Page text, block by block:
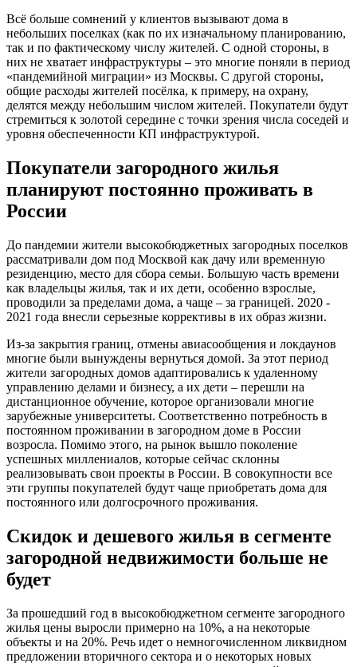
Всё больше сомнений у клиентов вызывают дома в
небольших поселках (как по их изначальному планированию,
так и по фактическому числу жителей. С одной стороны, в
них не хватает инфраструктуры – это многие поняли в период
«пандемийной миграции» из Москвы. С другой стороны,
общие расходы жителей посёлка, к примеру, на охрану,
делятся между небольшим числом жителей. Покупатели будут
стремиться к золотой середине с точки зрения числа соседей и
уровня обеспеченности КП инфраструктурой.
Покупатели загородного жилья
планируют постоянно проживать в
России
До пандемии жители высокобюджетных загородных поселков
рассматривали дом под Москвой как дачу или временную
резиденцию, место для сбора семьи. Большую часть времени
как владельцы жилья, так и их дети, особенно взрослые,
проводили за пределами дома, а чаще – за границей. 2020 -
2021 года внесли серьезные коррективы в их образ жизни.
Из-за закрытия границ, отмены авиасообщения и локдаунов
многие были вынуждены вернуться домой. За этот период
жители загородных домов адаптировались к удаленному
управлению делами и бизнесу, а их дети – перешли на
дистанционное обучение, которое организовали многие
зарубежные университеты. Соответственно потребность в
постоянном проживании в загородном доме в России
возросла. Помимо этого, на рынок вышло поколение
успешных миллениалов, которые сейчас склонны
реализовывать свои проекты в России. В совокупности все
эти группы покупателей будут чаще приобретать дома для
постоянного или долгосрочного проживания.
Скидок и дешевого жилья в сегменте
загородной недвижимости больше не
будет
За прошедший год в высокобюджетном сегменте загородного
жилья цены выросли примерно на 10%, а на некоторые
объекты и на 20%. Речь идет о немногочисленном ликвидном
предложении вторичного сектора и о некоторых новых